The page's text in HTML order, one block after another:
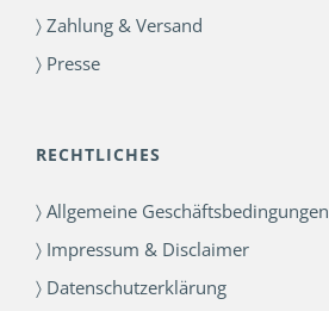
〉 Zahlung & Versand
〉 Presse
RECHTLICHES
〉 Allgemeine Geschäftsbedingungen
〉 Impressum & Disclaimer
〉 Datenschutzerklärung